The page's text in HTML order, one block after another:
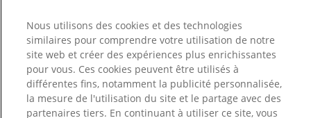
Nous utilisons des cookies et des technologies
similaires pour comprendre votre utilisation de notre
site web et créer des expériences plus enrichissantes
pour vous. Ces cookies peuvent être utilisés à
différentes fins, notamment la publicité personnalisée,
la mesure de l'utilisation du site et le partage avec des
partenaires tiers. En continuant à utiliser ce site, vous